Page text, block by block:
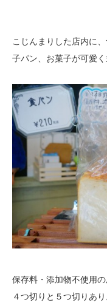
こじんまりした店内に
子パン、お菓子が可愛く
保存料・添加物不使用の
４つ切りと５つ切りあり